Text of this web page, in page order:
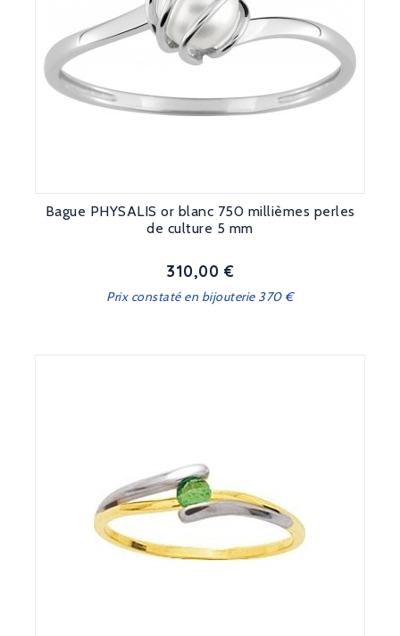
Bague PHYSALIS or blanc 750 millièmes perles
de culture 5 mm
Prix
310,00 €
Prix constaté en bijouterie 370 €